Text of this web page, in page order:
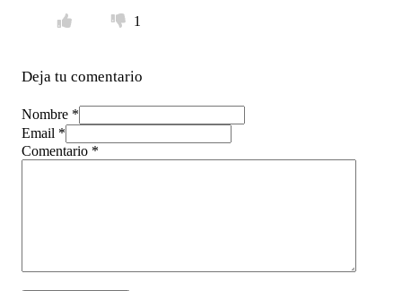
1
Deja tu comentario
Nombre *
Email *
Comentario *